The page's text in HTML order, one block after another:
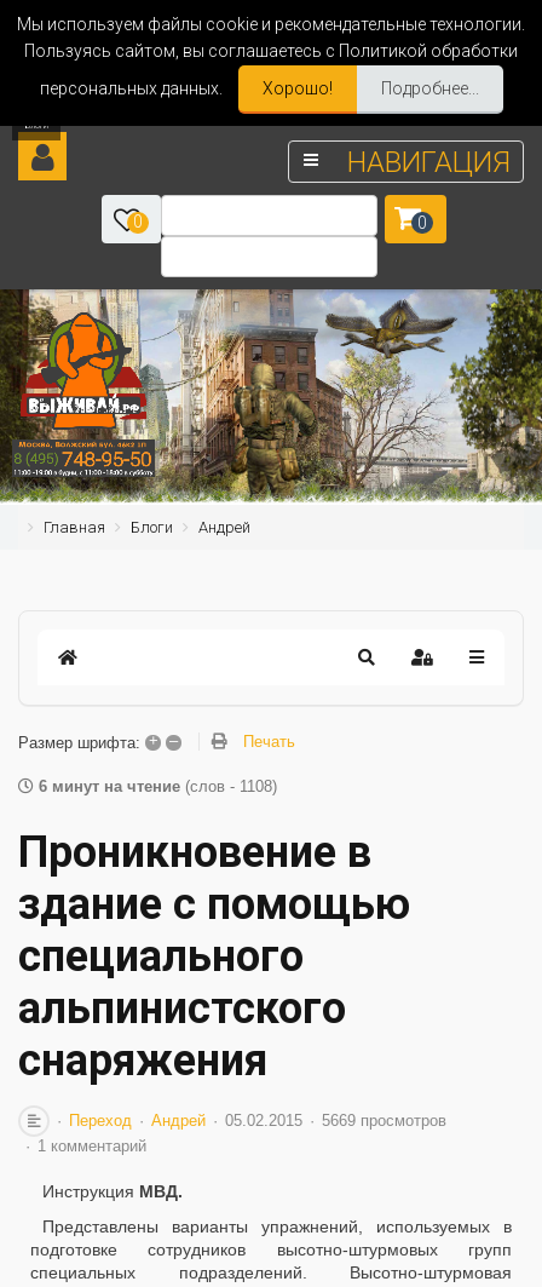
Мы используем файлы cookie и рекомендательные технологии.
Пользуясь сайтом, вы соглашаетесь с Политикой обработки
персональных данных.
Хорошо! Подробнее...
НАВИГАЦИЯ
0 0
Главная Блоги Андрей
Размер шрифта: + – Печать
6 минут на чтение (слов - 1108)
Проникновение в
здание с помощью
специального
альпинистского
снаряжения
Переход Андрей 05.02.2015
5669 просмотров
1 комментарий
Инструкция МВД.
Представлены варианты упражнений, используемых в
подготовке сотрудников высотно-штурмовых групп
специальных подразделений. Высотно-штурмовая